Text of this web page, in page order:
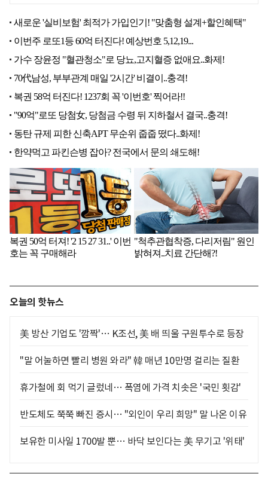
오늘의 핫뉴스
美 방산 기업도 '깜짝'… K조선, 美 배 띄울 구원투수로 등장
"말 어눌하면 빨리 병원 와라" 韓 매년 10만명 걸리는 질환
휴가철에 회 먹기 글렀네… 폭염에 가격 치솟은 '국민 횟감'
반도체도 쭉쭉 빠진 증시… "외인이 우리 희망" 말 나온 이유
보유한 미사일 1700발 뿐… 바닥 보인다는 美 무기고 '위태'